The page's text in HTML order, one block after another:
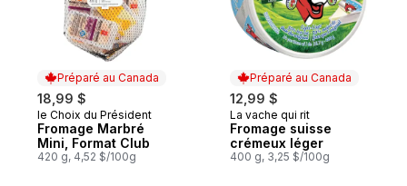
Préparé au Canada
18,99 $
Préparé au Canada
le Choix du Président
Fromage Marbré
Mini, Format Club
420 g, 4,52 $/100g
Préparé au Canada
12,99 $
Préparé au Canada
La vache qui rit
Fromage suisse
crémeux léger
400 g, 3,25 $/100g